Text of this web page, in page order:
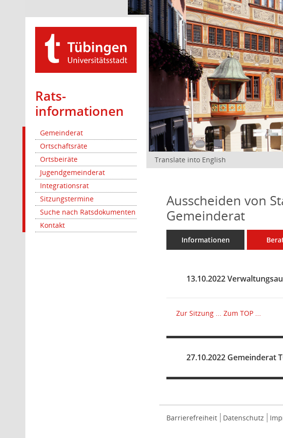
Rats­
informationen
Gemeinderat
Ortschaftsräte
Ortsbeiräte
Jugendgemeinderat
Integrationsrat
Sitzungstermine
Suche nach Ratsdokumenten
Kontakt
Translate into English
Ausscheiden von
Gemeinderat
Informationen
13.10.2022
Zur Sitzung ... Zum TOP ...
27.10.2022 Gemeinderat
Barrierefreiheit Datenschutz